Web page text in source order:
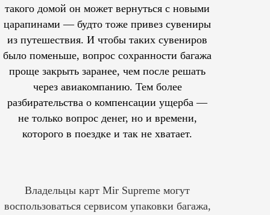
такого домой он может вернуться с новыми
царапинами — будто тоже привез сувениры
из путешествия. И чтобы таких сувениров
было поменьше, вопрос сохранности багажа
проще закрыть заранее, чем после решать
через авиакомпанию. Тем более
разбирательства о компенсации ущерба —
не только вопрос денег, но и времени,
которого в поездке и так не хватает.
Владельцы карт Mir Supreme могут
воспользоваться сервисом упаковки багажа,